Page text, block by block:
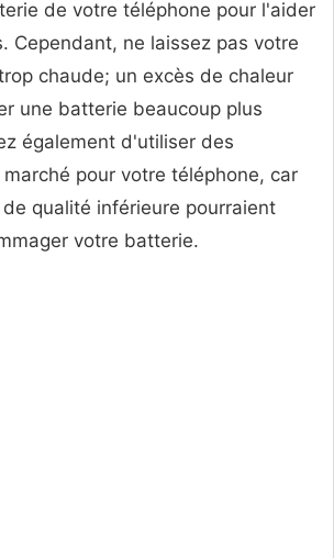
de votre téléphone pour l'aider
Cependant, ne laissez pas votre
chaude; un excès de chaleur
une batterie beaucoup plus
également d'utiliser des
pour votre téléphone, car
qualité inférieure pourraient
votre batterie.